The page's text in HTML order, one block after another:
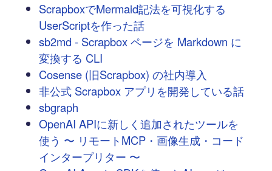
ScrapboxでMermaid記法を可視化する
UserScriptを作った話
sb2md - Scrapbox ページを Markdown に
変換する CLI
Cosense (旧Scrapbox) の社内導入
非公式 Scrapbox アプリを開発している話
sbgraph
OpenAI APIに新しく追加されたツールを
使う 〜 リモートMCP・画像生成・コード
インタープリター 〜